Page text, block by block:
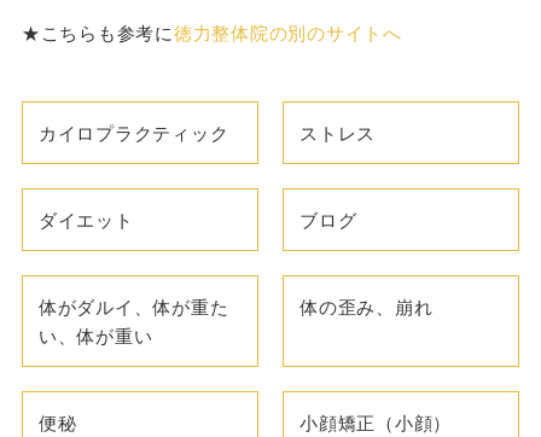
★こちらも参考に徳力整体院の別のサイトへ
カイロプラクティック ストレス
ダイエット ブログ
体がダルイ、体が重た
い、体が重い
体の歪み、崩れ
便秘 小顔矯正（小顔）